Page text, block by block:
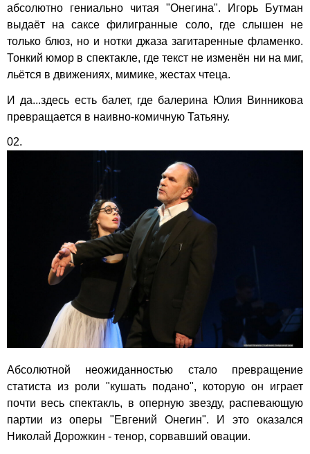
абсолютно гениально читая "Онегина". Игорь Бутман
выдаёт на саксе филигранные соло, где слышен не
только блюз, но и нотки джаза загитаренные фламенко.
Тонкий юмор в спектакле, где текст не изменён ни на миг,
льётся в движениях, мимике, жестах чтеца.
И да...здесь есть балет, где балерина Юлия Винникова
превращается в наивно-комичную Татьяну.
02.
Абсолютной неожиданностью стало превращение
статиста из роли "кушать подано", которую он играет
почти весь спектакль, в оперную звезду, распевающую
партии из оперы "Евгений Онегин". И это оказался
Николай Дорожкин - тенор, сорвавший овации.